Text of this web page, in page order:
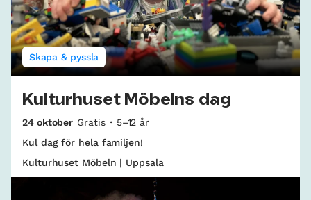
Skapa & pyssla
Kulturhuset Möbelns dag
24 oktober Gratis
5–12 år
Kul dag för hela familjen!
Kulturhuset Möbeln | Uppsala